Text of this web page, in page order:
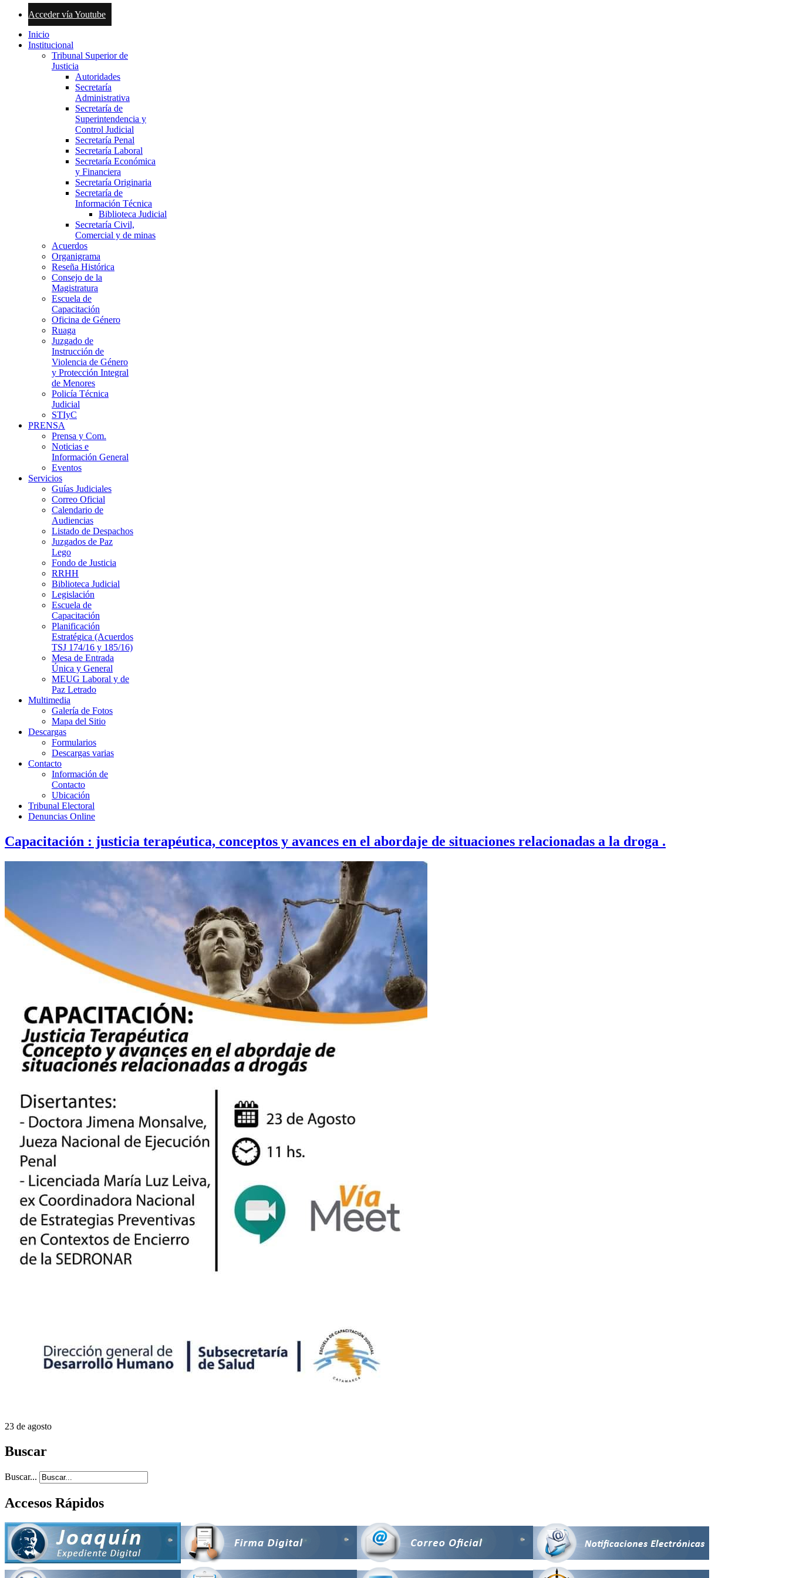
Acceder vía Youtube
Inicio
Institucional
Tribunal Superior de
Justicia
Autoridades
Secretaría
Administrativa
Secretaría de
Superintendencia y
Control Judicial
Secretaría Penal
Secretaría Laboral
Secretaría Económica
y Financiera
Secretaría Originaria
Secretaría de
Información Técnica
Biblioteca Judicial
Secretaría Civil,
Comercial y de minas
Acuerdos
Organigrama
Reseña Histórica
Consejo de la
Magistratura
Escuela de
Capacitación
Oficina de Género
Ruaga
Juzgado de
Instrucción de
Violencia de Género
y Protección Integral
de Menores
Policía Técnica
Judicial
STIyC
PRENSA
Prensa y Com.
Noticias e
Información General
Eventos
Servicios
Guías Judiciales
Correo Oficial
Calendario de
Audiencias
Listado de Despachos
Juzgados de Paz
Lego
Fondo de Justicia
RRHH
Biblioteca Judicial
Legislación
Escuela de
Capacitación
Planificación
Estratégica (Acuerdos
TSJ 174/16 y 185/16)
Mesa de Entrada
Única y General
MEUG Laboral y de
Paz Letrado
Multimedia
Galería de Fotos
Mapa del Sitio
Descargas
Formularios
Descargas varias
Contacto
Información de
Contacto
Ubicación
Tribunal Electoral
Denuncias Online
Capacitación : justicia terapéutica, conceptos y avances en el abordaje de situaciones relacionadas a la droga .
23 de agosto
Buscar
Buscar...
Accesos Rápidos